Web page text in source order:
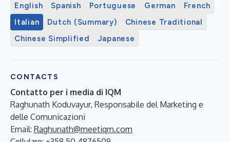
English Spanish Portuguese German
French
Italian
Dutch (Summary)
Chinese Traditional
Chinese Simplified
Japanese
CONTACTS
Contatto per i media di IQM
Raghunath Koduvayur, Responsabile del Marketing e
delle Comunicazioni
Email: Raghunath@meetiqm.com